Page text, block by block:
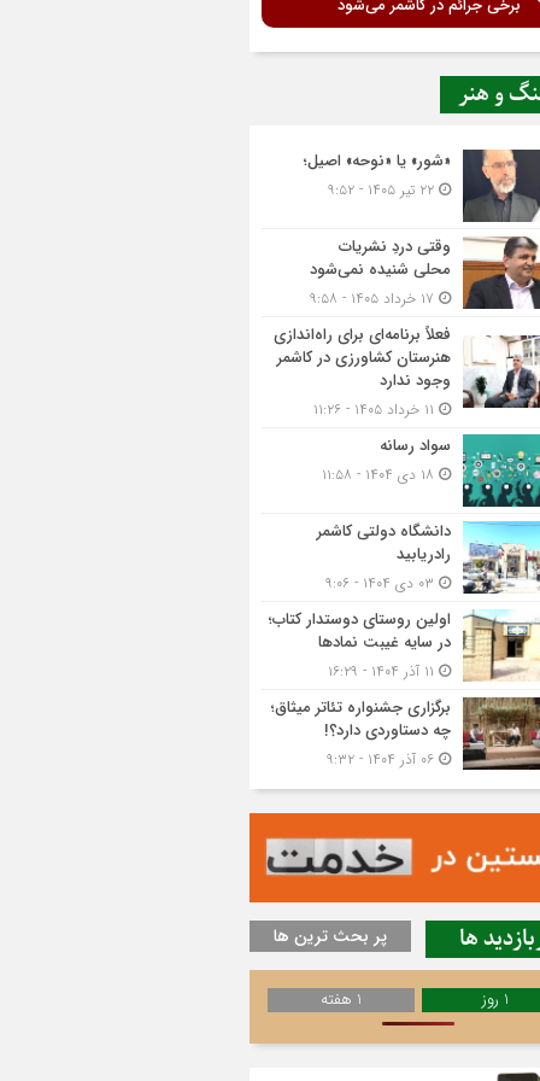
و هنر
«شور» یا «نوحه» اصیل؛
وقتی دردِ نشریات
محلی شنیده نمی‌شود
فعلاً برنامه‌ای برای راه‌اندازی
هنرستان کشاورزی در کاشمر
وجود ندارد
سواد رسانه
دانشگاه دولتی کاشمر‌
رادریابید
اولین روستای دوستدار کتاب؛
در سایه غیبت نمادها
برگزاری جشنواره تئاتر میثاق؛
چه دستاوردی دارد؟!
ها پر بحث ترین ها
1 روز 1 هفته